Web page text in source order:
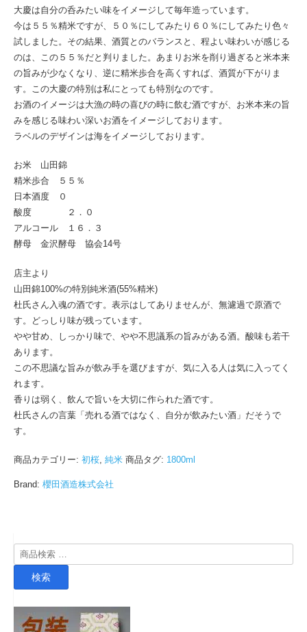
大慶は自分の呑みたい味をイメージして毎年造っています。
今は５５％精米ですが、５０％にしてみたり６０％にしてみたり色々
試しました。その結果、酒質とのバランスと、程よい味わいが感じる
のは、この５５％だと判りました。あまりお米を削り過ぎると米本来
の旨みが少なくなり、逆に精米歩合を高くすれば、酒質が下がりま
す。この大慶の特別は私にとっても特別なのです。
お酒のイメージは大漁の時の喜びの時に飲む酒ですが、お米本来の旨
みを感じる味わい深いお酒をイメージしております。
ラベルのデザインは海をイメージしております。
お米 山田錦
精米歩合 ５５％
日本酒度 ０
酸度 ２．０
アルコール １６．３
酵母 金沢酵母 協会14号
店主より
山田錦100%の特別純米酒(55%精米)
杜氏さん入魂の酒です。表示はしてありませんが、無濾過で原酒で
す。どっしり味が残っています。
やや甘め、しっかり味で、やや不思議系の旨みがある酒。酸味も若干
あります。
この不思議な旨みが飲み手を選びますが、気に入る人は気に入ってく
れます。
香りは弱く、飲んで旨いを大切に作られた酒です。
杜氏さんの言葉「売れる酒ではなく、自分が飲みたい酒」だそうで
す。
商品カテゴリー: 初桜, 純米 商品タグ: 1800ml
Brand: 櫻田酒造株式会社
検
索
検索